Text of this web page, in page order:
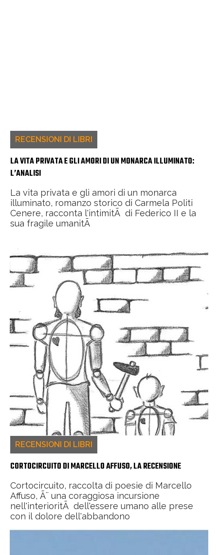
RECENSIONI DI LIBRI
LA VITA PRIVATA E GLI AMORI DI UN MONARCA ILLUMINATO:
L’ANALISI
La vita privata e gli amori di un monarca
illuminato, romanzo storico di Carmela Politi
Cenere, racconta l'intimitÃ di Federico II e la
sua fragile umanitÃ
RECENSIONI DI LIBRI
CORTOCIRCUITO DI MARCELLO AFFUSO, LA RECENSIONE
Cortocircuito, raccolta di poesie di Marcello
Affuso, Ã¨ una coraggiosa incursione
nell'interioritÃ dell'essere umano alle prese
con il dolore dell'abbandono